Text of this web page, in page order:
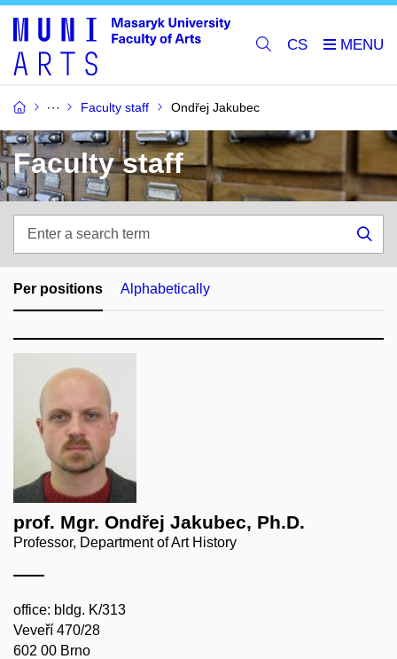
CS
Faculty staff Ondřej Jakubec
Faculty staff
search
term
Per positions Alphabetically
prof. Mgr. Ondřej Jakubec, Ph.D.
Professor, Department of Art History
office: bldg. K/313
Veveří 470/28
602 00 Brno